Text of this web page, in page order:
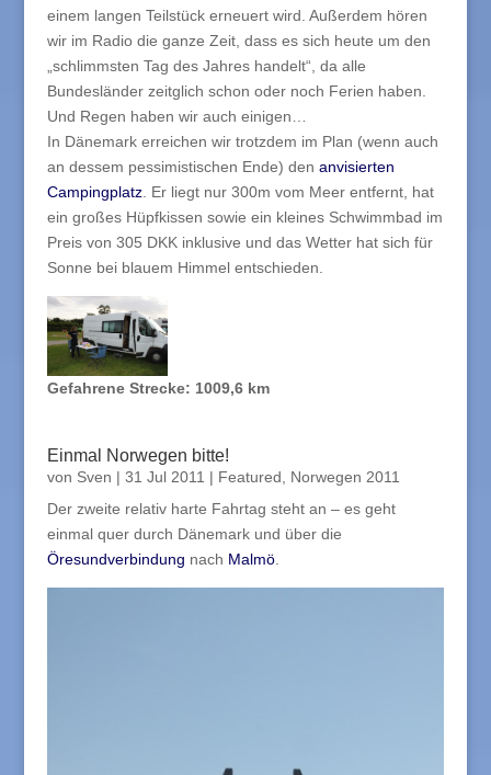
einem langen Teilstück erneuert wird. Außerdem hören
wir im Radio die ganze Zeit, dass es sich heute um den
„schlimmsten Tag des Jahres handelt“, da alle
Bundesländer zeitglich schon oder noch Ferien haben.
Und Regen haben wir auch einigen…
In Dänemark erreichen wir trotzdem im Plan (wenn auch
an dessem pessimistischen Ende) den anvisierten
Campingplatz. Er liegt nur 300m vom Meer entfernt, hat
ein großes Hüpfkissen sowie ein kleines Schwimmbad im
Preis von 305 DKK inklusive und das Wetter hat sich für
Sonne bei blauem Himmel entschieden.
Gefahrene Strecke: 1009,6 km
Einmal Norwegen bitte!
von Sven | 31 Jul 2011 | Featured, Norwegen 2011
Der zweite relativ harte Fahrtag steht an – es geht
einmal quer durch Dänemark und über die
Öresundverbindung nach Malmö.